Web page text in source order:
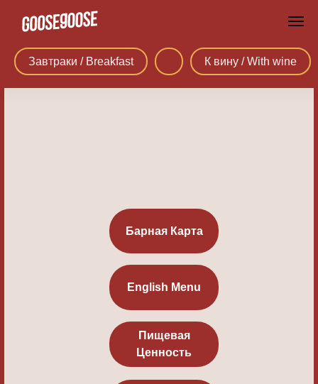
Завтраки / Breakfast К вину / With wine
Пищевая
Ценность
Барная Карта
English Menu